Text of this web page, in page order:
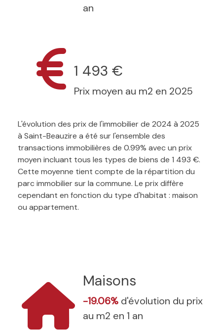
an
1 493 €
Prix moyen au m2 en 2025
L'évolution des prix de l'immobilier de 2024 à 2025
à Saint-Beauzire a été sur l'ensemble des
transactions immobilières de 0.99% avec un prix
moyen incluant tous les types de biens de 1 493 €.
Cette moyenne tient compte de la répartition du
parc immobilier sur la commune. Le prix diffère
cependant en fonction du type d'habitat : maison
ou appartement.
Maisons
-19.06% d'évolution du prix
au m2 en 1 an